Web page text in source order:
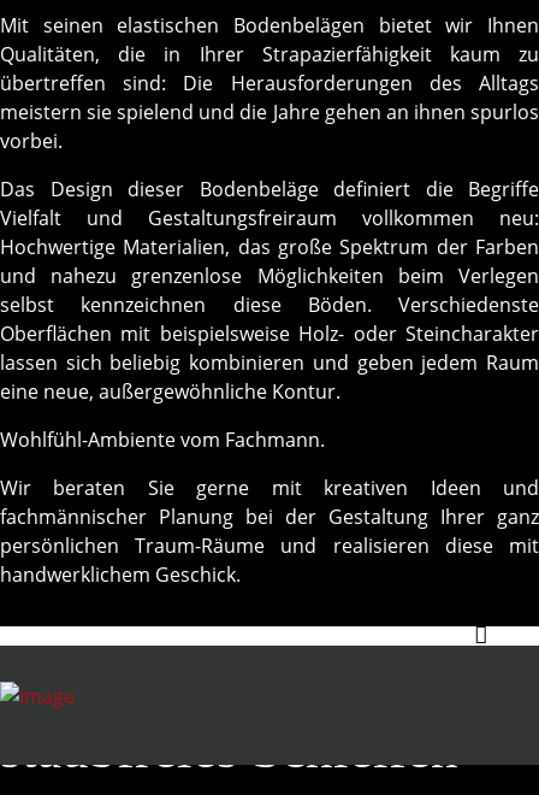
Mit seinen elastischen Bodenbelägen bietet wir Ihnen
Qualitäten, die in Ihrer Strapazierfähigkeit kaum zu
übertreffen sind: Die Herausforderungen des Alltags
meistern sie spielend und die Jahre gehen an ihnen spurlos
vorbei.
Das Design dieser Bodenbeläge definiert die Begriffe
Vielfalt und Gestaltungsfreiraum vollkommen neu:
Hochwertige Materialien, das große Spektrum der Farben
und nahezu grenzenlose Möglichkeiten beim Verlegen
selbst kennzeichnen diese Böden. Verschiedenste
Oberflächen mit beispielsweise Holz- oder Steincharakter
lassen sich beliebig kombinieren und geben jedem Raum
eine neue, außergewöhnliche Kontur.
Wohlfühl-Ambiente vom Fachmann.
Wir beraten Sie gerne mit kreativen Ideen und
fachmännischer Planung bei der Gestaltung Ihrer ganz
persönlichen Traum-Räume und realisieren diese mit
handwerklichem Geschick.
staubfreies Schleifen